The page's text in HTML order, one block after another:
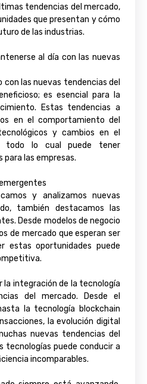
tendencias del mercado,
que presentan y cómo
de las industrias.
al día con las nuevas
las nuevas tendencias del
es esencial para la
Estas tendencias a
en el comportamiento del
y cambios en el
todo lo cual puede tener
las empresas.
y analizamos nuevas
también destacamos las
Desde modelos de negocio
de mercado que esperan ser
estas oportunidades puede
la integración de la tecnología
del mercado. Desde el
la tecnología blockchain
la evolución digital
nuevas tendencias del
tecnologías puede conducir a
incomparables.